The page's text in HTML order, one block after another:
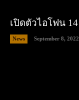
เปิดตัวไอโฟน
News September 8, 2022